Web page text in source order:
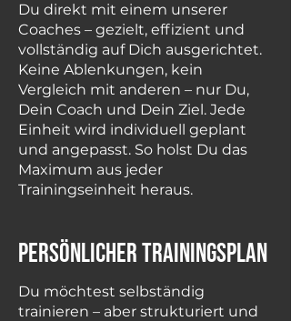
Du direkt mit einem unserer
Coaches – gezielt, effizient und
vollständig auf Dich ausgerichtet.
Keine Ablenkungen, kein
Vergleich mit anderen – nur Du,
Dein Coach und Dein Ziel. Jede
Einheit wird individuell geplant
und angepasst. So holst Du das
Maximum aus jeder
Trainingseinheit heraus.
Persönlicher Trainingsplan
Du möchtest selbständig
trainieren – aber strukturiert und